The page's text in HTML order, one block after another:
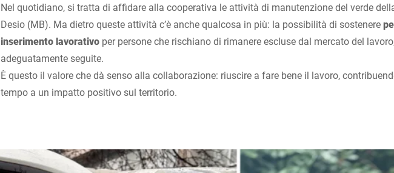
Nel quotidiano, si tratta di affidare alla cooperativa le attività di manutenzione del verde
Desio (MB). Ma dietro queste attività c’è anche qualcosa in più: la possibilità di sostenere
inserimento lavorativo per persone che rischiano di rimanere escluse dal mercato del
adeguatamente seguite.
È questo il valore che dà senso alla collaborazione: riuscire a fare bene il lavoro,
tempo a un impatto positivo sul territorio.